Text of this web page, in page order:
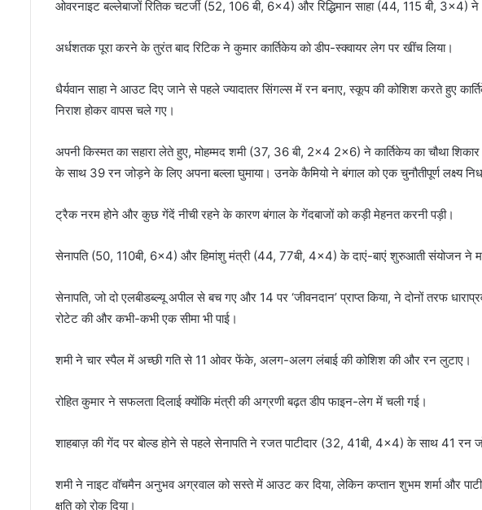
ओवरनाइट बल्लेबाजों रितिक चटर्जी (52, 106 बी, 6×4) और रिद्धिमान साहा (44, 115 बी, 3×4)
अर्धशतक पूरा करने के तुरंत बाद रिटिक ने कुमार कार्तिकेय को डीप-स्क्वायर लेग पर खींच लिया।
धैर्यवान साहा ने आउट दिए जाने से पहले ज्यादातर सिंगल्स में रन बनाए, स्कूप की कोशिश करते हुए
निराश होकर वापस चले गए।
अपनी किस्मत का सहारा लेते हुए, मोहम्मद शमी (37, 36 बी, 2×4 2×6) ने कार्तिकेय का चौथा
के साथ 39 रन जोड़ने के लिए अपना बल्ला घुमाया। उनके कैमियो ने बंगाल को एक चुनौतीपूर्ण लक्ष्य
ट्रैक नरम होने और कुछ गेंदें नीची रहने के कारण बंगाल के गेंदबाजों को कड़ी मेहनत करनी पड़ी।
सेनापति (50, 110बी, 6×4) और हिमांशु मंत्री (44, 77बी, 4×4) के दाएं-बाएं शुरुआती संयोजन ने
सेनापति, जो दो एलबीडब्ल्यू अपील से बच गए और 14 पर ‘जीवनदान’ प्राप्त किया, ने दोनों तरफ
रोटेट की और कभी-कभी एक सीमा भी पाई।
शमी ने चार स्पैल में अच्छी गति से 11 ओवर फेंके, अलग-अलग लंबाई की कोशिश की और रन लुटाए।
रोहित कुमार ने सफलता दिलाई क्योंकि मंत्री की अग्रणी बढ़त डीप फाइन-लेग में चली गई।
शाहबाज़ की गेंद पर बोल्ड होने से पहले सेनापति ने रजत पाटीदार (32, 41बी, 4×4) के साथ 41 रन
शमी ने नाइट वॉचमैन अनुभव अग्रवाल को सस्ते में आउट कर दिया, लेकिन कप्तान शुभम शर्मा और
क्षति को रोक दिया।